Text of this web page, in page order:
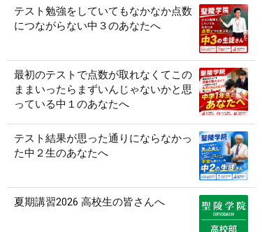
テスト勉強をしていてもなかなか点数
につながらない中３のあなたへ
最初のテストで点数が取れなくてこの
ままいったらまずいんじゃないかと思
っている中１のあなたへ
テスト結果が思った通りにならなかっ
た中２生のあなたへ
夏期講習2026 高校生の皆さんへ